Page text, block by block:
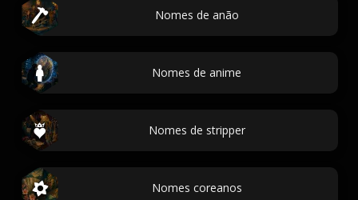
Nomes de anão
Nomes de anime
Nomes de stripper
Nomes coreanos